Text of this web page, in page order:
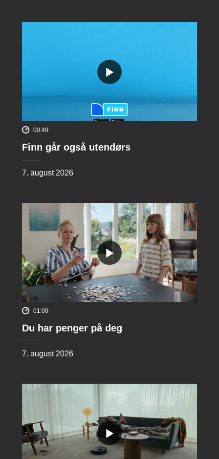
00:40
Finn går også utendørs
7. august 2026
01:00
Du har penger på deg
7. august 2026